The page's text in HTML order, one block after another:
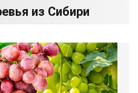
из Сибири